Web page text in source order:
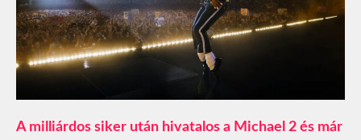
A milliárdos siker után hivatalos a Michael 2 és már